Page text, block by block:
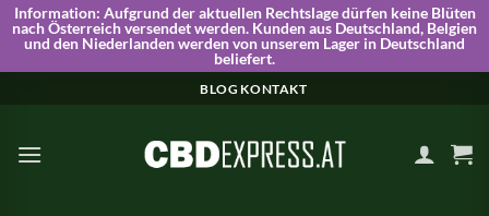
Information: Aufgrund der aktuellen Rechtslage dürfen keine Blüten
nach Österreich versendet werden. Kunden aus Deutschland, Belgien
und den Niederlanden werden von unserem Lager in Deutschland
beliefert.
BLOG KONTAKT